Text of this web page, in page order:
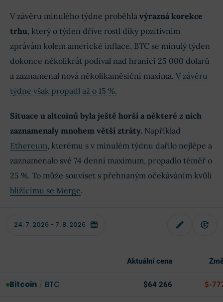
V závěru minulého týdne proběhla výrazná korekce
trhu, který o týden dříve rostl díky pozitivním
zprávám kolem americké inflace. BTC se minulý týden
dokonce několikrát podíval nad hranici 25 000 dolarů
a zaznamenal nová několikaměsíční maxima. V závěru
týdne však propadl až o 15 %.
Situace u altcoinů byla ještě horší a některé z nich
zaznamenaly mnohem větší ztráty. Například
Ethereum, kterému s v minulém týdnu dařilo nejlépe a
zaznamenalo své 74 denní maximum, propadlo téměř o
25 %. To může souviset s přehnaným očekáváním kvůli
blížícímu se Merge.
Aktuální cena
Bitcoin BTC $64 266 $-